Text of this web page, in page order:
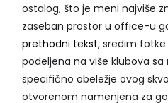
ostalog, što je meni najviše
zaseban prostor u office-u
prethodni tekst, sredim
podeljena na više klubova
specifično obeležje ovog
otvorenom namenjena za